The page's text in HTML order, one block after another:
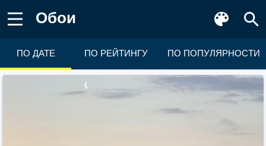
Обои
ПО ДАТЕ ПО РЕЙТИНГУ ПО ПОПУЛЯРНОСТИ